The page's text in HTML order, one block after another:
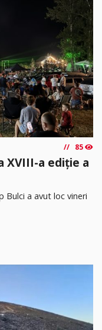
85
XVIII-a ediție a
Bulci a avut loc vineri